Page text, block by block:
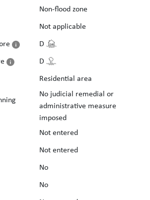
Non-flood zone
Not applicable
D
D
Residential area
No judicial remedial or
administrative measure
imposed
Not entered
Not entered
No
No